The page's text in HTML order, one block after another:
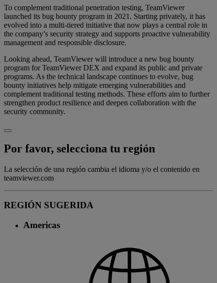
To complement traditional penetration testing, TeamViewer
launched its bug bounty program in 2021. Starting privately, it has
evolved into a multi-tiered initiative that now plays a central role in
the company’s security strategy and supports proactive vulnerability
management and responsible disclosure.
Looking ahead, TeamViewer will introduce a new bug bounty
program for TeamViewer DEX and expand its public and private
programs. As the technical landscape continues to evolve, bug
bounty initiatives help mitigate emerging vulnerabilities and
complement traditional testing methods. These efforts aim to further
strengthen product resilience and deepen collaboration with the
security community.
Por favor, selecciona tu región
La selección de una región cambia el idioma y/o el contenido en
teamviewer.com
REGIÓN SUGERIDA
Americas